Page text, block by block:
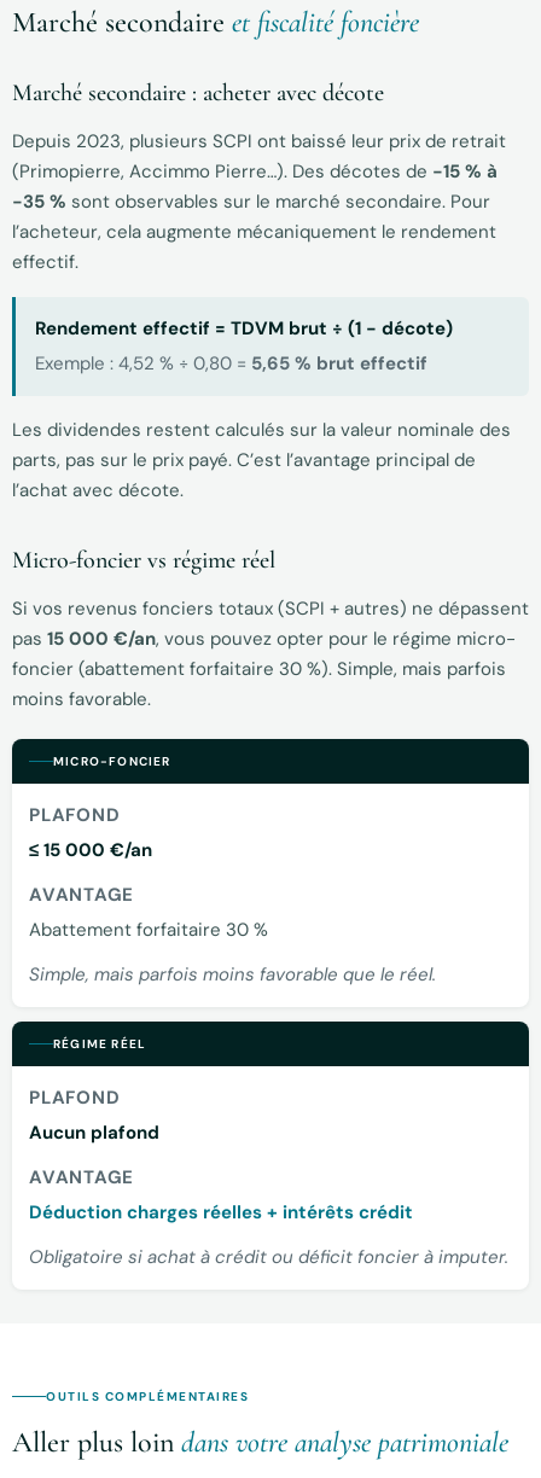
Marché secondaire et fiscalité foncière
Marché secondaire : acheter avec décote
Depuis 2023, plusieurs SCPI ont baissé leur prix de retrait
(Primopierre, Accimmo Pierre…). Des décotes de −15 % à
−35 % sont observables sur le marché secondaire. Pour
l’acheteur, cela augmente mécaniquement le rendement
effectif.
Rendement effectif = TDVM brut ÷ (1 − décote)
Exemple : 4,52 % ÷ 0,80 = 5,65 % brut effectif
Les dividendes restent calculés sur la valeur nominale des
parts, pas sur le prix payé. C’est l’avantage principal de
l’achat avec décote.
Micro-foncier vs régime réel
Si vos revenus fonciers totaux (SCPI + autres) ne dépassent
pas 15 000 €/an, vous pouvez opter pour le régime micro-
foncier (abattement forfaitaire 30 %). Simple, mais parfois
moins favorable.
MICRO-FONCIER
PLAFOND
≤ 15 000 €/an
AVANTAGE
Abattement forfaitaire 30 %
Simple, mais parfois moins favorable que le réel.
RÉGIME RÉEL
PLAFOND
Aucun plafond
AVANTAGE
Déduction charges réelles + intérêts crédit
Obligatoire si achat à crédit ou déficit foncier à imputer.
OUTILS COMPLÉMENTAIRES
Aller plus loin dans votre analyse patrimoniale